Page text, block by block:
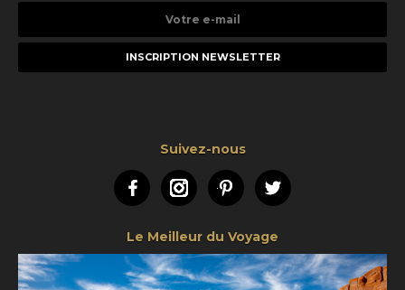
e-
Suivez-nous
FacebookInstagramPinterestTwitter
Le Meilleur du Voyage